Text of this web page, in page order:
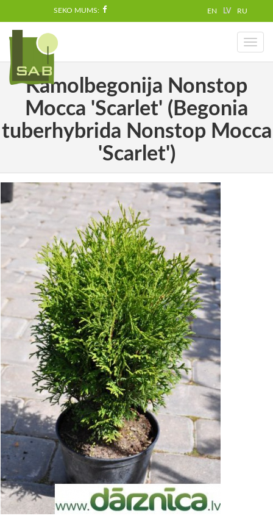
SEKO MUMS: EN LV RU
Toggle
Kamolbegonija Nonstop
Mocca 'Scarlet' (Begonia
tuberhybrida Nonstop Mocca
'Scarlet')